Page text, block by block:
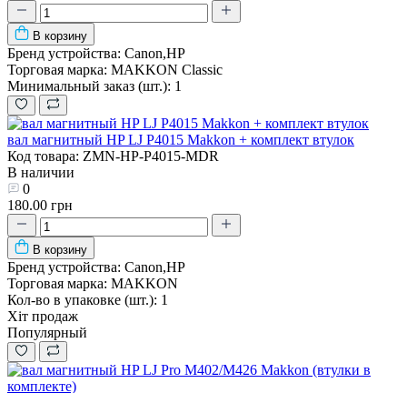
В корзину
Бренд устройства: Canon,HP
Торговая марка: MAKKON Classic
Минимальный заказ (шт.): 1
вал магнитный HP LJ P4015 Makkon + комплект втулок
Код товара: ZMN-HP-P4015-MDR
В наличии
0
180.00 грн
В корзину
Бренд устройства: Canon,HP
Торговая марка: MAKKON
Кол-во в упаковке (шт.): 1
Хіт продаж
Популярный